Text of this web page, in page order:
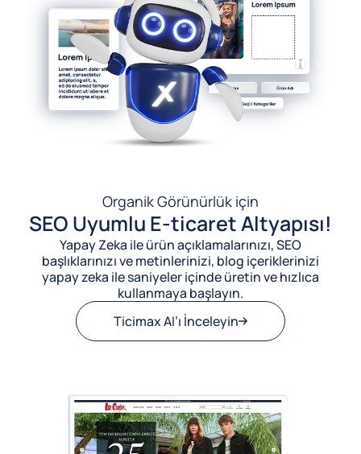
Organik Görünürlük için
SEO Uyumlu E-ticaret Altyapısı!
Yapay Zeka ile ürün açıklamalarınızı, SEO
başlıklarınızı ve metinlerinizi, blog içeriklerinizi
yapay zeka ile saniyeler içinde üretin ve hızlıca
kullanmaya başlayın.
Ticimax AI’ı İnceleyin